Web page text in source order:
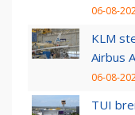
06-08-
KLM
Airbus
06-08-
TUI